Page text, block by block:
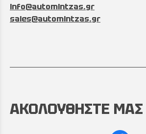
info@automintzas.gr
sales@automintzas.gr
ΑΚΟΛΟΥΘΗΣΤΕ ΜΑΣ